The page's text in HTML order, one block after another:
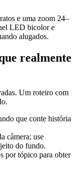
e uma zoom 24–
LED bicolor e
alugados.
realmente
Um roteiro com
que conte história
câmera; use
do fundo.
por tópico para obter